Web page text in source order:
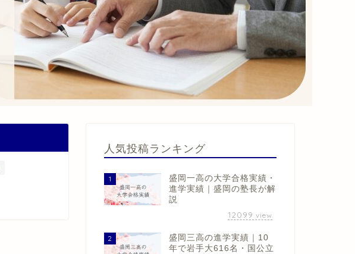
人気投稿ランキング
1
盛岡一高の大学合格実績・
進学実績｜盛岡の塾長が解
説
12099 view
2
盛岡三高の進学実績｜10
年で岩手大616名・国公立